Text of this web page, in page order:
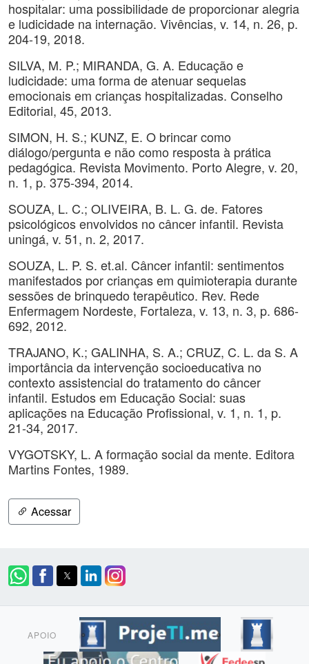
hospitalar: uma possibilidade de proporcionar alegria
e ludicidade na internação. Vivências, v. 14, n. 26, p.
204-19, 2018.
SILVA, M. P.; MIRANDA, G. A. Educação e
ludicidade: uma forma de atenuar sequelas
emocionais em crianças hospitalizadas. Conselho
Editorial, 45, 2013.
SIMON, H. S.; KUNZ, E. O brincar como
diálogo/pergunta e não como resposta à prática
pedagógica. Revista Movimento. Porto Alegre, v. 20,
n. 1, p. 375-394, 2014.
SOUZA, L. C.; OLIVEIRA, B. L. G. de. Fatores
psicológicos envolvidos no câncer infantil. Revista
uningá, v. 51, n. 2, 2017.
SOUZA, L. P. S. et.al. Câncer infantil: sentimentos
manifestados por crianças em quimioterapia durante
sessões de brinquedo terapêutico. Rev. Rede
Enfermagem Nordeste, Fortaleza, v. 13, n. 3, p. 686-
692, 2012.
TRAJANO, K.; GALINHA, S. A.; CRUZ, C. L. da S. A
importância da intervenção socioeducativa no
contexto assistencial do tratamento do câncer
infantil. Estudos em Educação Social: suas
aplicações na Educação Profissional, v. 1, n. 1, p.
21-34, 2017.
VYGOTSKY, L. A formação social da mente. Editora
Martins Fontes, 1989.
Acessar
APOIO